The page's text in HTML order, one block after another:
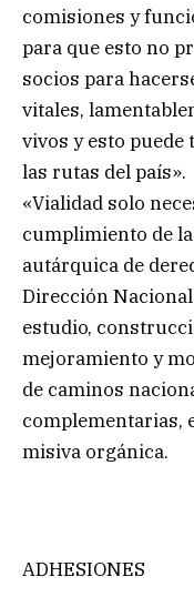
comisiones y
para que esto no
socios para
vitales,
vivos y esto puede
las rutas del país».
«Vialidad solo
cumplimiento de
autárquica de
Dirección
estudio,
mejoramiento y
de caminos
complementarias,
misiva orgánica.
ADHESIONES